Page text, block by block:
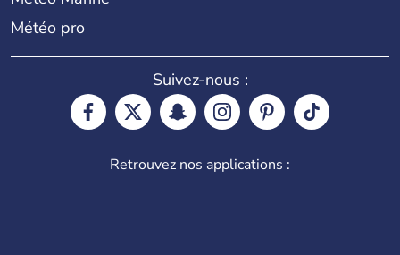
Météo pro
Suivez-nous :
Retrouvez nos applications :